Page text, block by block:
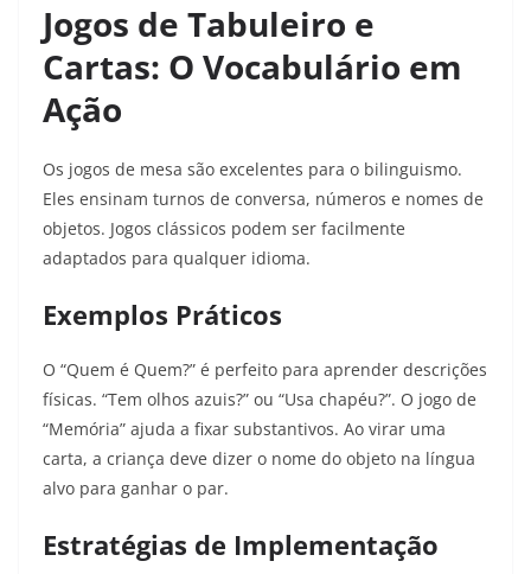
Jogos de Tabuleiro e
Cartas: O Vocabulário em
Ação
Os jogos de mesa são excelentes para o bilinguismo.
Eles ensinam turnos de conversa, números e nomes de
objetos. Jogos clássicos podem ser facilmente
adaptados para qualquer idioma.
Exemplos Práticos
O “Quem é Quem?” é perfeito para aprender descrições
físicas. “Tem olhos azuis?” ou “Usa chapéu?”. O jogo de
“Memória” ajuda a fixar substantivos. Ao virar uma
carta, a criança deve dizer o nome do objeto na língua
alvo para ganhar o par.
Estratégias de Implementação